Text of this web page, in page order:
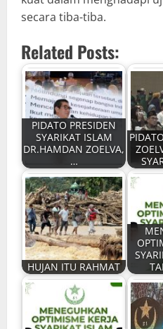
secara tiba-tiba.
Related Posts:
PIDATO PRESIDEN
SYARIKAT ISLAM
DR.HAMDAN ZOELVA,
…
HUJAN ITU RAHMAT